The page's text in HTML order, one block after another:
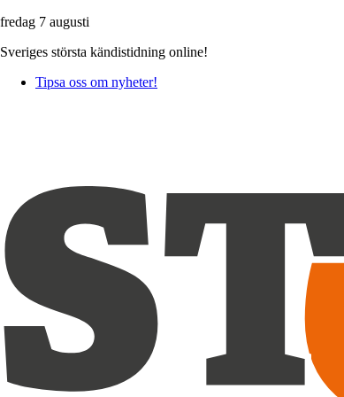
fredag 7 augusti
Sveriges största kändistidning online!
Tipsa oss om nyheter!